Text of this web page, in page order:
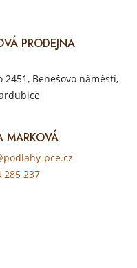
PRODEJNA
2451, Benešovo náměstí,
MARKOVÁ
pce.cz
285 237